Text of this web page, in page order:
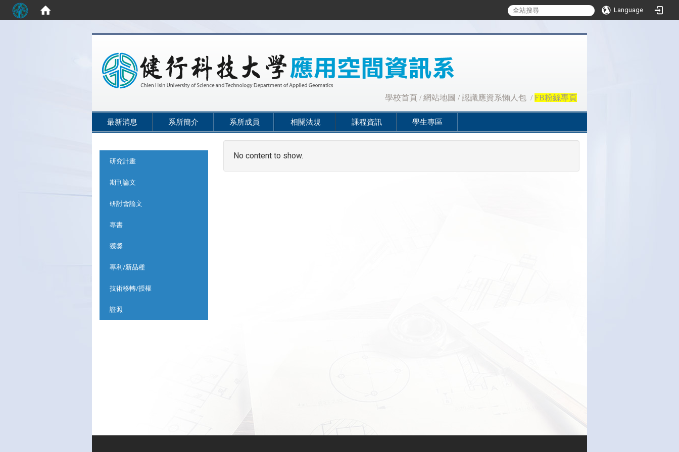
Language
學校首頁 /網站地圖 /認識應資系懶人包 /FB粉絲專頁
最新消息 系所簡介 系所成員 相關法規 課程資訊 學生專區
研究計畫
期刊論文
研討會論文
專書
獲獎
專利/新品種
技術移轉/授權
證照
No content to show.